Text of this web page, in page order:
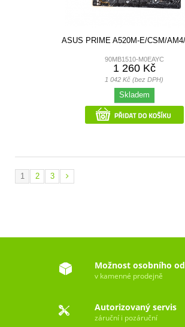
ASUS PRIME A520M-E/CSM/
90MB1510-M0EAYC
1 260 Kč
1 042 Kč (bez DPH)
Skladem
1 2 3
Možnost osobního
v kamenné prodejně
Autorizovaný servis
záruční i pozáruční